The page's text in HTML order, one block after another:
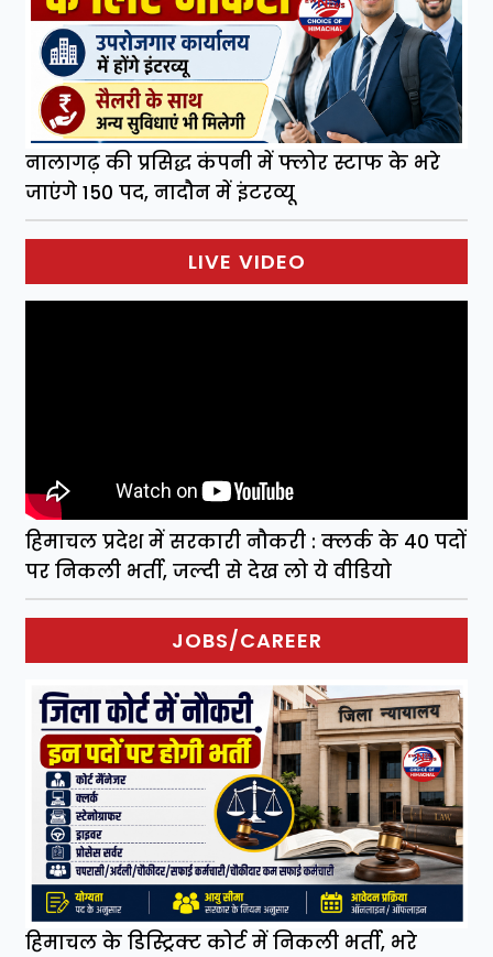
नालागढ़ की प्रसिद्ध कंपनी में फ्लोर स्टाफ के भरे
जाएंगे 150 पद, नादौन में इंटरव्यू
LIVE VIDEO
हिमाचल प्रदेश में सरकारी नौकरी : क्लर्क के 40 पदों
पर निकली भर्ती, जल्दी से देख लो ये वीडियो
JOBS/CAREER
हिमाचल के डिस्ट्रिक्ट कोर्ट में निकली भर्ती, भरे